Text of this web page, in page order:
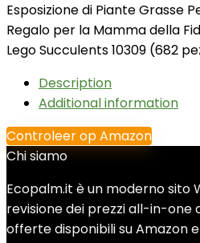
Esposizione di Piante Grasse
Regalo per la Mamma della
Lego Succulents 10309 (682
Description
Additional information
Controleer op Amazon
Chi siamo
Ecopalm.it è un moderno sito
revisione dei prezzi all-in-one
offerte disponibili su Amazon